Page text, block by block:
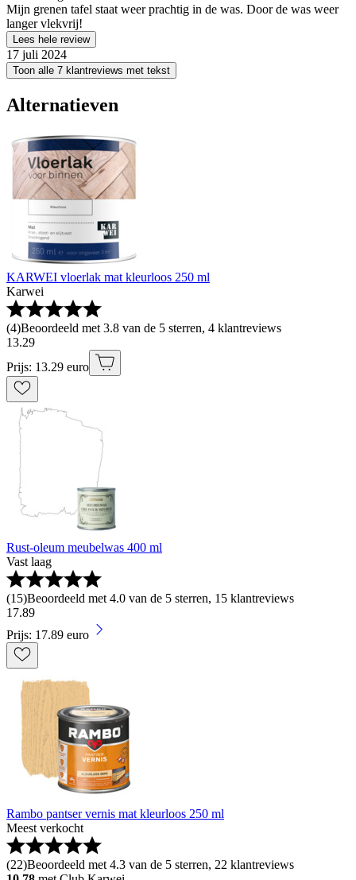
Mijn grenen tafel staat weer prachtig in de was. Door de was weer
langer vlekvrij!
Lees hele review
17 juli 2024
Toon alle 7 klantreviews met tekst
Alternatieven
KARWEI vloerlak mat kleurloos 250 ml
Karwei
(4)Beoordeeld met 3.8 van de 5 sterren, 4 klantreviews
13.29
Prijs: 13.29 euro
Rust-oleum meubelwas 400 ml
Vast laag
(15)Beoordeeld met 4.0 van de 5 sterren, 15 klantreviews
17.89
Prijs: 17.89 euro
Rambo pantser vernis mat kleurloos 250 ml
Meest verkocht
(22)Beoordeeld met 4.3 van de 5 sterren, 22 klantreviews